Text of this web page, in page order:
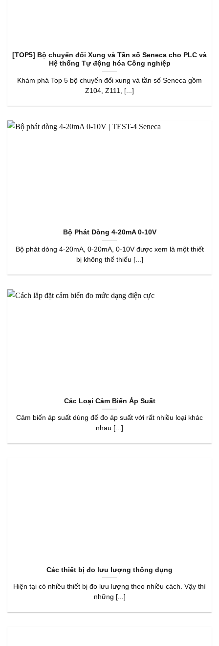
[TOP5] Bộ chuyển đổi Xung và Tần số Seneca cho PLC và
Hệ thống Tự động hóa Công nghiệp
Khám phá Top 5 bộ chuyển đổi xung và tần số Seneca gồm
Z104, Z111, [...]
Bộ Phát Dòng 4-20mA 0-10V
Bộ phát dòng 4-20mA, 0-20mA, 0-10V được xem là một thiết
bị không thể thiếu [...]
Các Loại Cảm Biến Áp Suất
Cảm biến áp suất dùng để đo áp suất với rất nhiều loại khác
nhau [...]
Các thiết bị đo lưu lượng thông dụng
Hiện tại có nhiều thiết bị đo lưu lượng theo nhiều cách. Vậy thì
những [...]